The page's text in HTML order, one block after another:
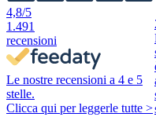
4,8/5
1.491
recensioni
Le nostre recensioni a 4 e 5
stelle.
Clicca qui per leggerle tutte >